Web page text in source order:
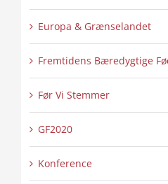
Europa & Grænselandet
Fremtidens Bæredygtige
Før Vi Stemmer
GF2020
Konference